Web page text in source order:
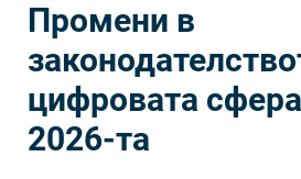
Промени в
цифровата
2026-та